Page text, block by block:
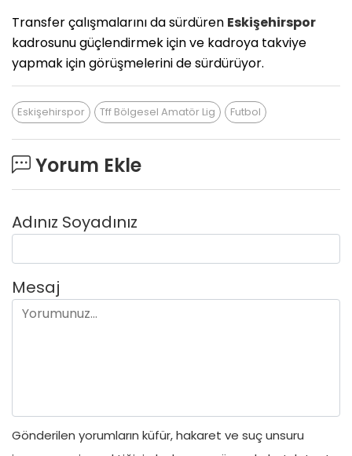
Transfer çalışmalarını da sürdüren Eskişehirspor
kadrosunu güçlendirmek için ve kadroya takviye
yapmak için görüşmelerini de sürdürüyor.
Eskişehirspor Tff Bölgesel Amatör Lig Futbol
Yorum Ekle
Adınız Soyadınız
Mesaj
Gönderilen yorumların küfür, hakaret ve suç unsuru